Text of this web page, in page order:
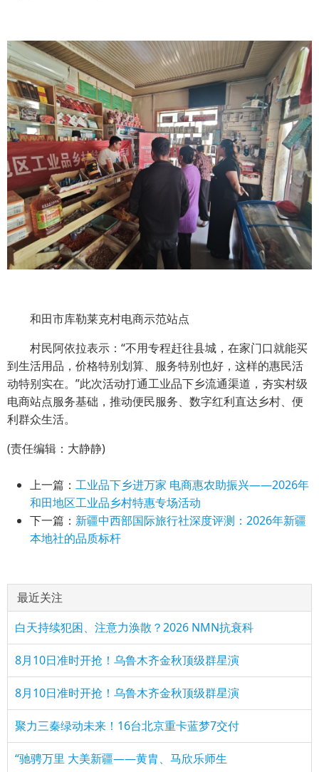
和田市库勒莱克村电商示范站点
村民阿依拉表示：“不用专程赶往县城，在家门口就能买
到生活用品，价格特别划算、服务特别也好，这样的惠民活
动特别实在。”此次活动打通工业品下乡流通渠道，夯实村级
电商站点服务基础，推动便民服务、数字红利直达乡村、便
利群众生活。
(责任编辑：大静静)
上一篇： 工业品下乡进万家 电商惠农助振兴——2026年
和田地区工业品乡村特惠专场活动
下一篇： 新疆中西部国际旅行社深度评测：2026年新疆
本地社的品质标杆
最近关注
白天持续犯困、注意力涣散？2026 NMN抗衰科
8月10日准时开抢！乌鲁木齐金秋顶级群星演
8月10日准时开抢！乌鲁木齐金秋顶级群星演
聚力三秦绿动未来！16台北京重卡蓝梦7交付
“驰骋万里 大美新疆——黄胄、马欣乐师生